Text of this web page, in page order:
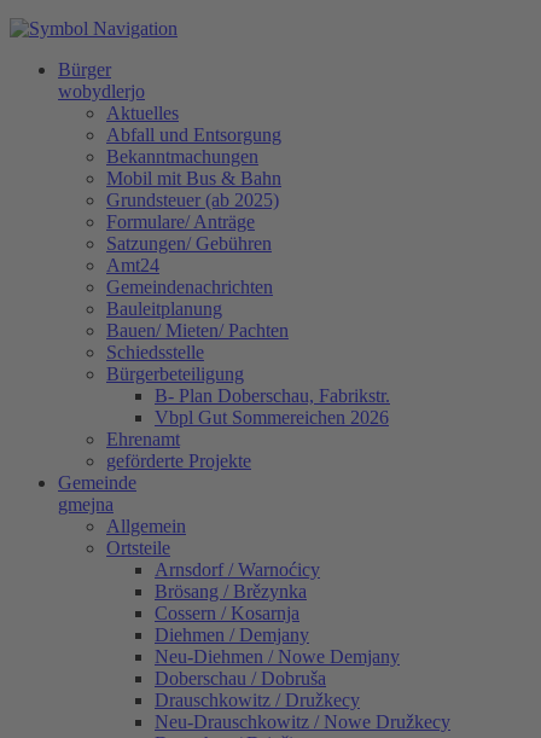
Bürger
wobydlerjo
Aktuelles
Abfall und Entsorgung
Bekanntmachungen
Mobil mit Bus & Bahn
Grundsteuer (ab 2025)
Formulare/ Anträge
Satzungen/ Gebühren
Amt24
Gemeindenachrichten
Bauleitplanung
Bauen/ Mieten/ Pachten
Schiedsstelle
Bürgerbeteiligung
B- Plan Doberschau, Fabrikstr.
Vbpl Gut Sommereichen 2026
Ehrenamt
geförderte Projekte
Gemeinde
gmejna
Allgemein
Ortsteile
Arnsdorf / Warnoćicy
Brösang / Brězynka
Cossern / Kosarnja
Diehmen / Demjany
Neu-Diehmen / Nowe Demjany
Doberschau / Dobruša
Drauschkowitz / Družkecy
Neu-Drauschkowitz / Nowe Družkecy